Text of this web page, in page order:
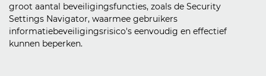
groot aantal beveiligingsfuncties, zoals de Security
Settings Navigator, waarmee gebruikers
informatiebeveiligingsrisico's eenvoudig en effectief
kunnen beperken.